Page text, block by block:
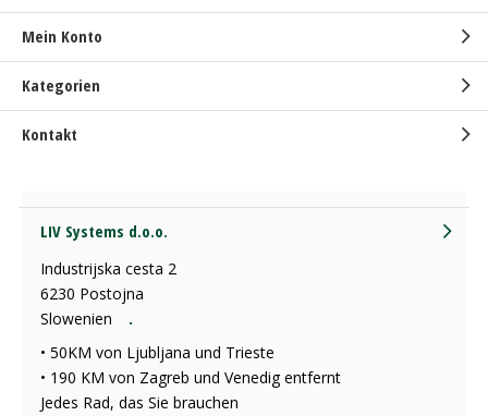
Mein Konto
Kategorien
Kontakt
LIV Systems d.o.o.
Industrijska cesta 2
6230 Postojna
Slowenien
.
• 50KM von Ljubljana und Trieste
• 190 KM von Zagreb und Venedig entfernt
Jedes Rad, das Sie brauchen